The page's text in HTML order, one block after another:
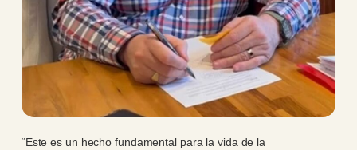
“Este es un hecho fundamental para la vida de la